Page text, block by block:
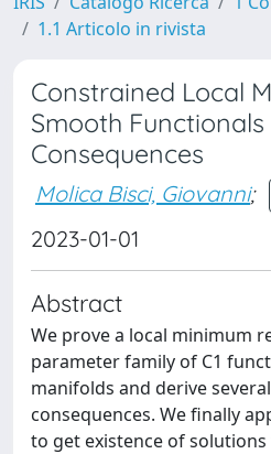
1.1 Articolo in rivista
Constrained Local
Smooth
Consequences
Molica Bisci, Giovanni;
2023-01-01
Abstract
We prove a local minimum
parameter family of C1
manifolds and derive
consequences. We finally
to get existence of